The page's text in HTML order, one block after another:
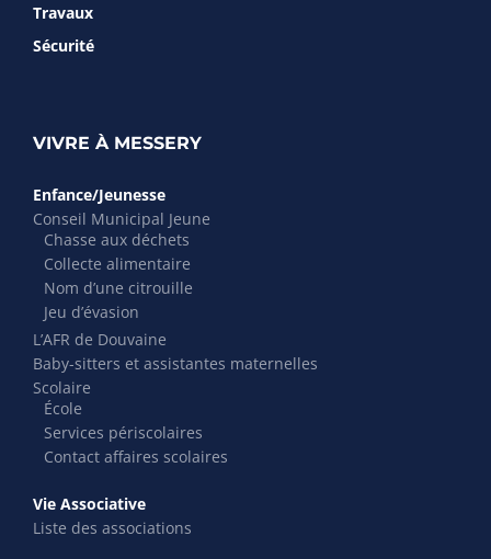
Travaux
Sécurité
VIVRE À MESSERY
Enfance/Jeunesse
Conseil Municipal Jeune
Chasse aux déchets
Collecte alimentaire
Nom d’une citrouille
Jeu d’évasion
L’AFR de Douvaine
Baby-sitters et assistantes maternelles
Scolaire
École
Services périscolaires
Contact affaires scolaires
Vie Associative
Liste des associations